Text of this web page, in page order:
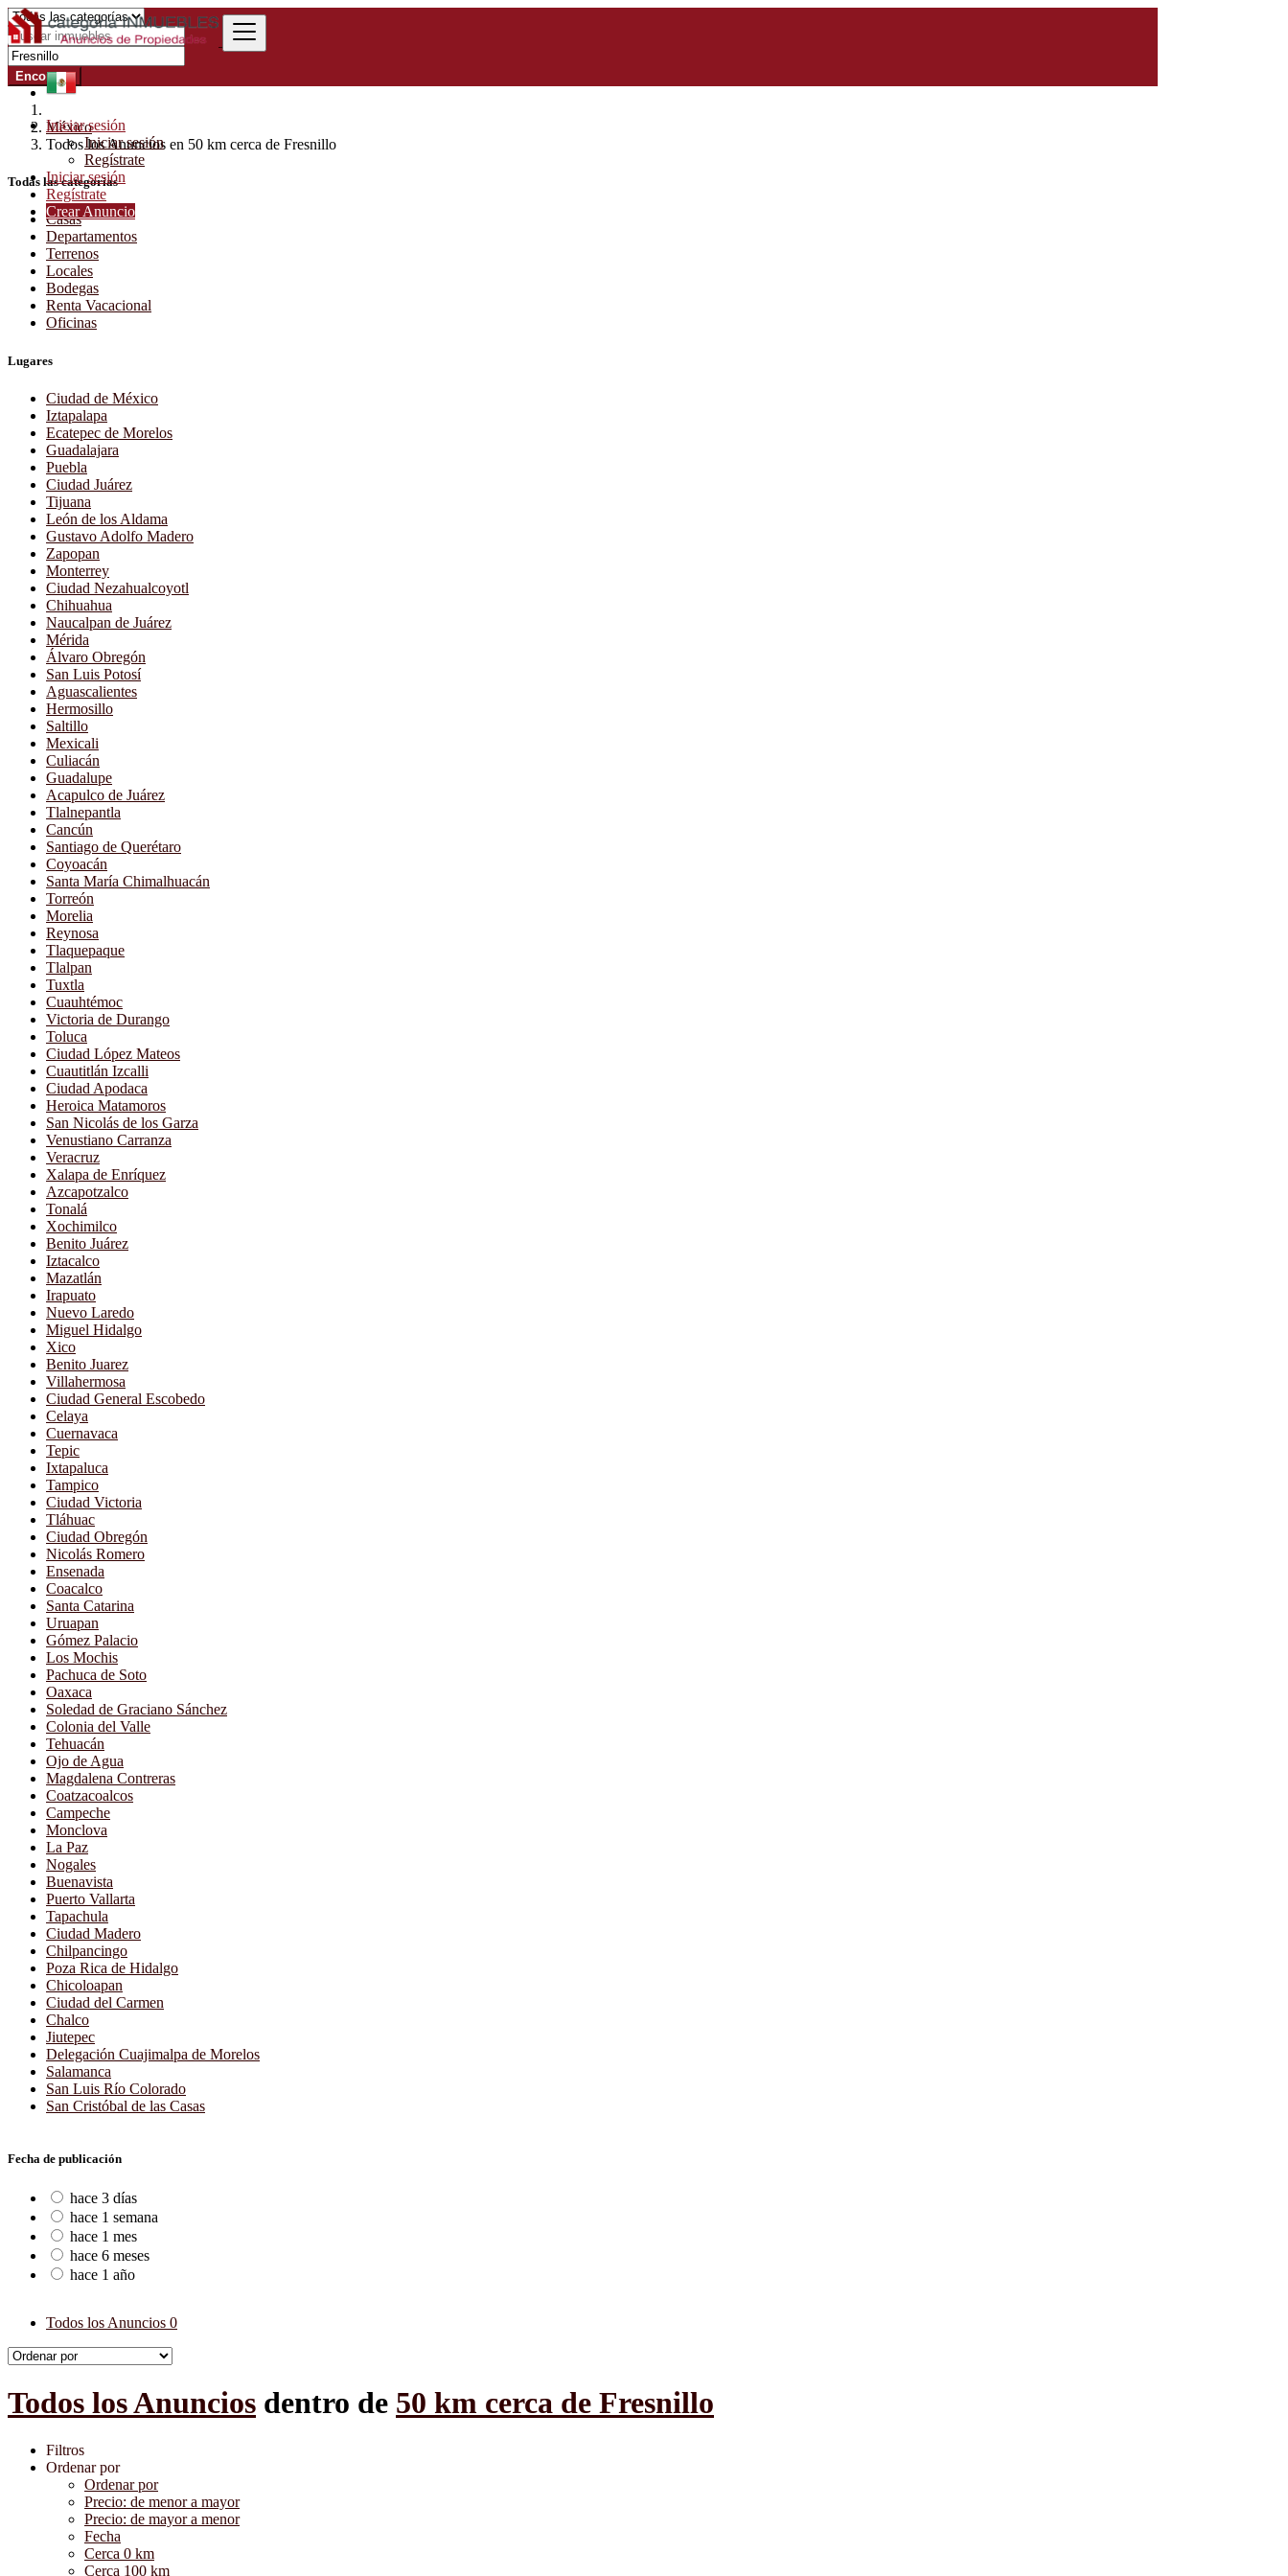
Iniciar sesión
Iniciar sesión
Regístrate
Iniciar sesión
Regístrate
Crear Anuncio
Encontrar
México
Todos los Anuncios en 50 km cerca de Fresnillo
Todas las categorías
Casas
Departamentos
Terrenos
Locales
Bodegas
Renta Vacacional
Oficinas
Lugares
Ciudad de México
Iztapalapa
Ecatepec de Morelos
Guadalajara
Puebla
Ciudad Juárez
Tijuana
León de los Aldama
Gustavo Adolfo Madero
Zapopan
Monterrey
Ciudad Nezahualcoyotl
Chihuahua
Naucalpan de Juárez
Mérida
Álvaro Obregón
San Luis Potosí
Aguascalientes
Hermosillo
Saltillo
Mexicali
Culiacán
Guadalupe
Acapulco de Juárez
Tlalnepantla
Cancún
Santiago de Querétaro
Coyoacán
Santa María Chimalhuacán
Torreón
Morelia
Reynosa
Tlaquepaque
Tlalpan
Tuxtla
Cuauhtémoc
Victoria de Durango
Toluca
Ciudad López Mateos
Cuautitlán Izcalli
Ciudad Apodaca
Heroica Matamoros
San Nicolás de los Garza
Venustiano Carranza
Veracruz
Xalapa de Enríquez
Azcapotzalco
Tonalá
Xochimilco
Benito Juárez
Iztacalco
Mazatlán
Irapuato
Nuevo Laredo
Miguel Hidalgo
Xico
Benito Juarez
Villahermosa
Ciudad General Escobedo
Celaya
Cuernavaca
Tepic
Ixtapaluca
Tampico
Ciudad Victoria
Tláhuac
Ciudad Obregón
Nicolás Romero
Ensenada
Coacalco
Santa Catarina
Uruapan
Gómez Palacio
Los Mochis
Pachuca de Soto
Oaxaca
Soledad de Graciano Sánchez
Colonia del Valle
Tehuacán
Ojo de Agua
Magdalena Contreras
Coatzacoalcos
Campeche
Monclova
La Paz
Nogales
Buenavista
Puerto Vallarta
Tapachula
Ciudad Madero
Chilpancingo
Poza Rica de Hidalgo
Chicoloapan
Ciudad del Carmen
Chalco
Jiutepec
Delegación Cuajimalpa de Morelos
Salamanca
San Luis Río Colorado
San Cristóbal de las Casas
Fecha de publicación
hace 3 días
hace 1 semana
hace 1 mes
hace 6 meses
hace 1 año
Todos los Anuncios 0
Todos los Anuncios dentro de 50 km cerca de Fresnillo
Filtros
Ordenar por
Ordenar por
Precio: de menor a mayor
Precio: de mayor a menor
Fecha
Cerca 0 km
Cerca 100 km